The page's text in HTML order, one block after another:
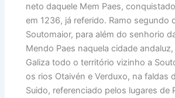
neto daquele Mem Paes,
em 1236, já referido. Ramo segundo
Soutomaior, para além do senhorio
Mendo Paes naquela cidade
Galiza todo o território vizinho a
os rios Otaivén e Verduxo, na faldas
Suido, referenciado pelos lugares de